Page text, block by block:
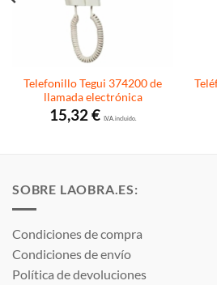
Telefonillo Tegui 374200 de
llamada electrónica
15,32 € I.V.A. incluido.
SOBRE LAOBRA.ES:
Condiciones de compra
Condiciones de envío
Política de devoluciones